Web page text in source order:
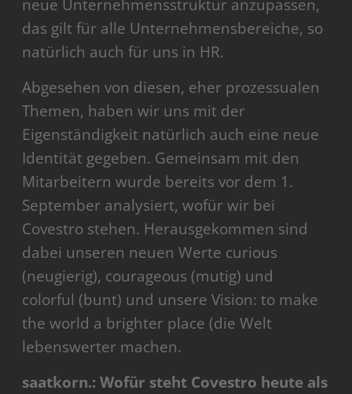
neue Unternehmensstruktur anzupassen,
das gilt für alle Unternehmensbereiche, so
natürlich auch für uns in HR.
Abgesehen von diesen, eher prozessualen
Themen, haben wir uns mit der
Eigenständigkeit natürlich auch eine neue
Identität gegeben. Gemeinsam mit den
Mitarbeitern wurde bereits vor dem 1.
September analysiert, wofür wir bei
Covestro stehen. Herausgekommen sind
dabei unseren neuen Werte curious
(neugierig), courageous (mutig) und
colorful (bunt) und unsere Vision: to make
the world a brighter place (die Welt
lebenswerter machen.
saatkorn.: Wofür steht Covestro heute als